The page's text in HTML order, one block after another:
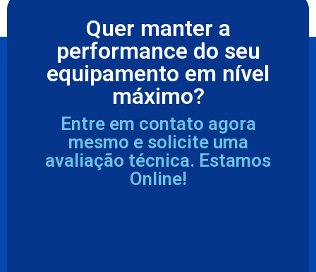
Quer manter a
performance do seu
equipamento em nível
máximo?
Entre em contato agora
mesmo e solicite uma
avaliação técnica. Estamos
Online!